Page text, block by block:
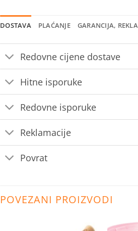
DOSTAVA PLAĆANJE GARANCIJA,
Redovne cijene dostave
Hitne isporuke
Redovne isporuke
Reklamacije
Povrat
POVEZANI PROIZVODI